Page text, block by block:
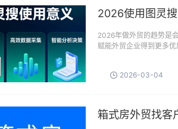
2026使用图灵
2026年做外贸的趋势是
赋能外贸企业得到更多
2026-03-04
箱式房外贸找客